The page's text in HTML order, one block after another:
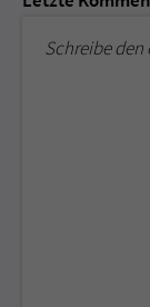
Schreibe den